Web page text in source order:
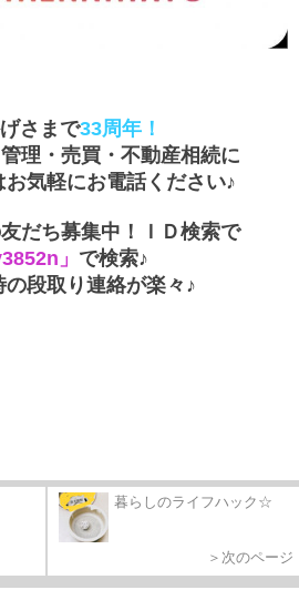
さまで33周年！
理・売買・不動産相続に
お気軽にお電話ください♪
だち募集中！ＩＤ検索で
」 で検索♪
の段取り連絡が楽々♪
暮らしのライフハック☆
＞次のページ